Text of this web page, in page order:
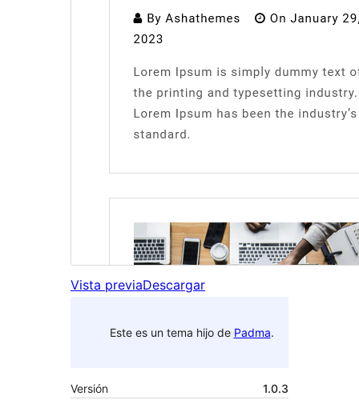
Vista previaDescargar
Este es un tema hijo de Padma.
Versión
1.0.3